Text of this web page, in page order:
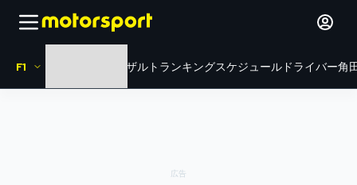
F1 リザルト ランキングスケジュール ドライバー角